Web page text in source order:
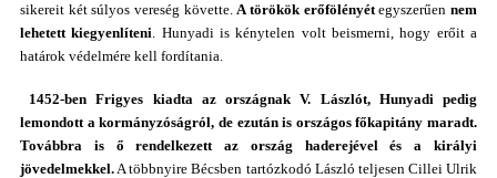
sikereit két súlyos vereség követte.A törökök erőfölényétegyszerűennem
lehetett kiegyenlíteni. Hunyadi is kénytelen volt beismerni, hogy erőit a
határok védelmére kell fordítania.
1452-ben Frigyes kiadta az országnak V. Lászlót, Hunyadi pedig
lemondott a kormányzóságról, de ezután is országos főkapitány maradt.
Továbbra is ő rendelkezett az ország haderejével és a királyi
jövedelmekkel.A többnyire Bécsben tartózkodó László teljesen Cillei Ulrik